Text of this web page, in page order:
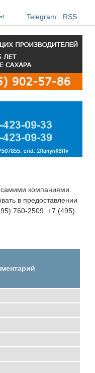
Telegram RSS
компаниями.
в предоставлении
760-2509, +7 (495)